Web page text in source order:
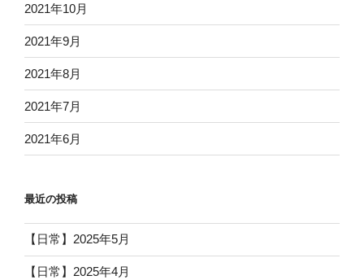
2021年10月
2021年9月
2021年8月
2021年7月
2021年6月
最近の投稿
【日常】2025年5月
【日常】2025年4月